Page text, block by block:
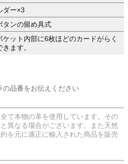
ダー×3
タンの留め具式
ケット内部に6枚ほどのカードがらく
ます。
品番をお伝えください
て本物の革を使用しています。その
異なる場合がございます。また天然
を元に適正に輸入された商品を販売